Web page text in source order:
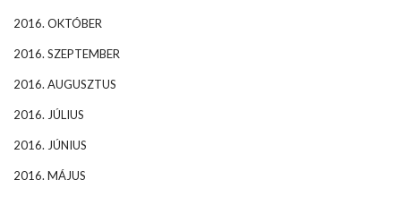
2016. OKTÓBER
2016. SZEPTEMBER
2016. AUGUSZTUS
2016. JÚLIUS
2016. JÚNIUS
2016. MÁJUS